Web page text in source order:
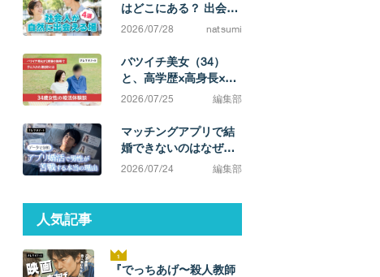
はどこにある？ 出会い
の場と、結婚を考えた
2026/07/28 natsumi
バツイチ美女（34）
と、高学歴×高身長×イ
ケメン（38）カップ
んなに違うのか」と実
感する不満0の結婚生活
2026/07/25 編集部
マッチングアプリで結
婚できないのはなぜ？
原因は「努力不足」で
2026/07/24 編集部
人気記事
『でっちあげ〜殺人教師